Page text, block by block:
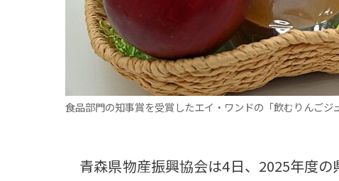
食品部門の知事賞を受賞したエイ・ワンドの「飲むりんごジ
青森県物産振興協会は4日、2025年度